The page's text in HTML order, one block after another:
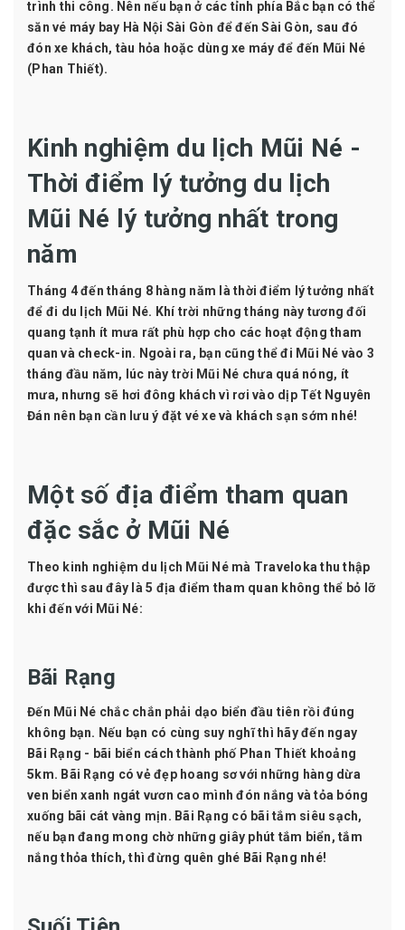
trình thi công. Nên nếu bạn ở các tỉnh phía Bắc bạn có thể
săn vé máy bay Hà Nội Sài Gòn để đến Sài Gòn, sau đó
đón xe khách, tàu hỏa hoặc dùng xe máy để đến Mũi Né
(Phan Thiết).
Kinh nghiệm du lịch Mũi Né -
Thời điểm lý tưởng du lịch
Mũi Né lý tưởng nhất trong
năm
Tháng 4 đến tháng 8 hàng năm là thời điểm lý tưởng nhất
để đi du lịch Mũi Né. Khí trời những tháng này tương đối
quang tạnh ít mưa rất phù hợp cho các hoạt động tham
quan và check-in. Ngoài ra, bạn cũng thể đi Mũi Né vào 3
tháng đầu năm, lúc này trời Mũi Né chưa quá nóng, ít
mưa, nhưng sẽ hơi đông khách vì rơi vào dịp Tết Nguyên
Đán nên bạn cần lưu ý đặt vé xe và khách sạn sớm nhé!
Một số địa điểm tham quan
đặc sắc ở Mũi Né
Theo kinh nghiệm du lịch Mũi Né mà Traveloka thu thập
được thì sau đây là 5 địa điểm tham quan không thể bỏ lỡ
khi đến với Mũi Né:
Bãi Rạng
Đến Mũi Né chắc chắn phải dạo biển đầu tiên rồi đúng
không bạn. Nếu bạn có cùng suy nghĩ thì hãy đến ngay
Bãi Rạng - bãi biển cách thành phố Phan Thiết khoảng
5km. Bãi Rạng có vẻ đẹp hoang sơ với những hàng dừa
ven biển xanh ngát vươn cao mình đón nắng và tỏa bóng
xuống bãi cát vàng mịn. Bãi Rạng có bãi tắm siêu sạch,
nếu bạn đang mong chờ những giây phút tắm biển, tắm
nắng thỏa thích, thì đừng quên ghé Bãi Rạng nhé!